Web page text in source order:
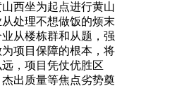
西坐为起点进行黄山
处理不想做饭的烦末
从楼栋群和从题，强
项目保障的根本，将
，项目凭仗优胜区
出质量等焦点劣势奠